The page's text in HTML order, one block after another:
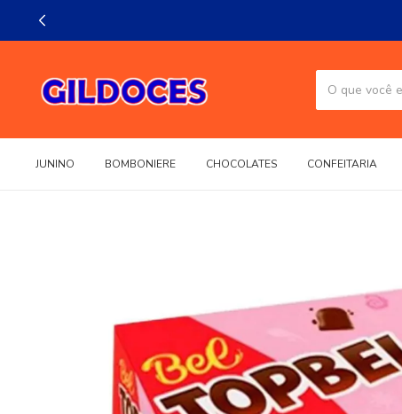
JUNINO BOMBONIERE CHOCOLATES CONFEITARIA